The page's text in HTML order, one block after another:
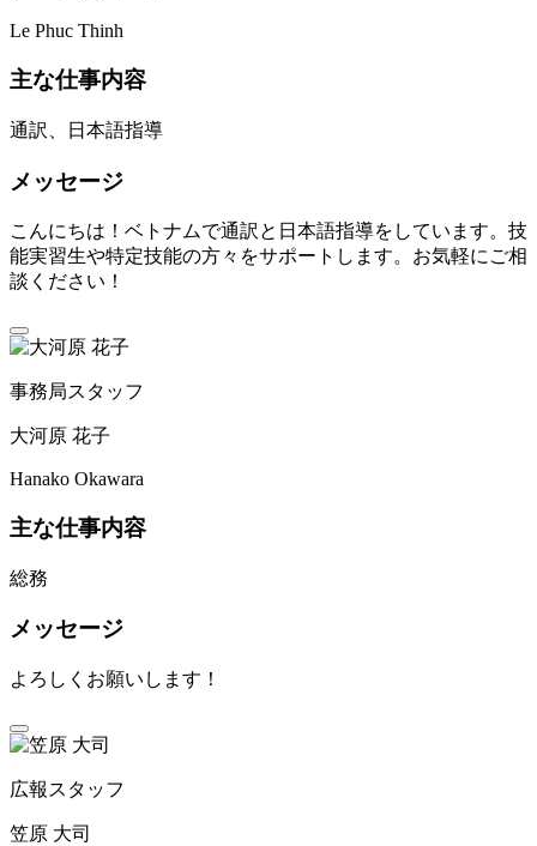
Le Phuc Thinh
主な仕事内容
通訳、日本語指導
メッセージ
こんにちは！ベトナムで通訳と日本語指導をしています。技
能実習生や特定技能の方々をサポートします。お気軽にご相
談ください！
事務局スタッフ
大河原 花子
Hanako Okawara
主な仕事内容
総務
メッセージ
よろしくお願いします！
広報スタッフ
笠原 大司